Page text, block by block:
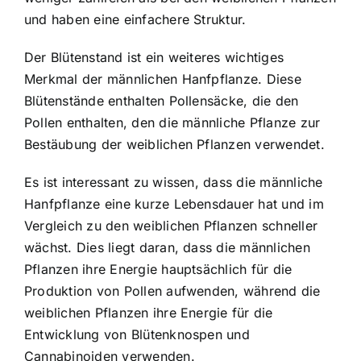
und haben eine einfachere Struktur.
Der Blütenstand ist ein weiteres wichtiges
Merkmal der männlichen Hanfpflanze. Diese
Blütenstände enthalten Pollensäcke, die den
Pollen enthalten, den die männliche Pflanze zur
Bestäubung der weiblichen Pflanzen verwendet.
Es ist interessant zu wissen, dass die männliche
Hanfpflanze eine kurze Lebensdauer hat und im
Vergleich zu den weiblichen Pflanzen schneller
wächst. Dies liegt daran, dass die männlichen
Pflanzen ihre Energie hauptsächlich für die
Produktion von Pollen aufwenden, während die
weiblichen Pflanzen ihre Energie für die
Entwicklung von Blütenknospen und
Cannabinoiden verwenden.